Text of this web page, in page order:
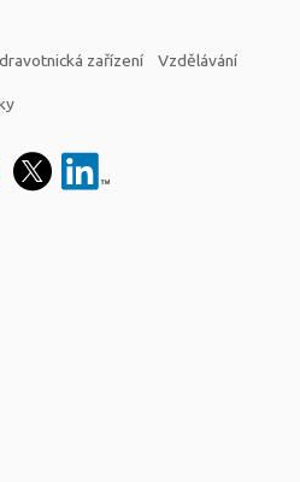
zařízení Vzdělávání